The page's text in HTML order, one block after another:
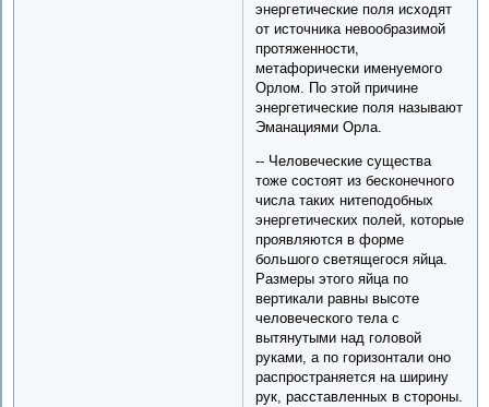
энергетические поля исходят
от источника невообразимой
протяженности,
метафорически именуемого
Орлом. По этой причине
энергетические поля называют
Эманациями Орла.
-- Человеческие существа
тоже состоят из бесконечного
числа таких нитеподобных
энергетических полей, которые
проявляются в форме
большого светящегося яйца.
Размеры этого яйца по
вертикали равны высоте
человеческого тела с
вытянутыми над головой
руками, а по горизонтали оно
распространяется на ширину
рук, расставленных в стороны.